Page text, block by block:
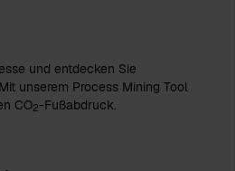
und entdecken Sie
unserem Process Mining Tool
CO2-Fußabdruck.